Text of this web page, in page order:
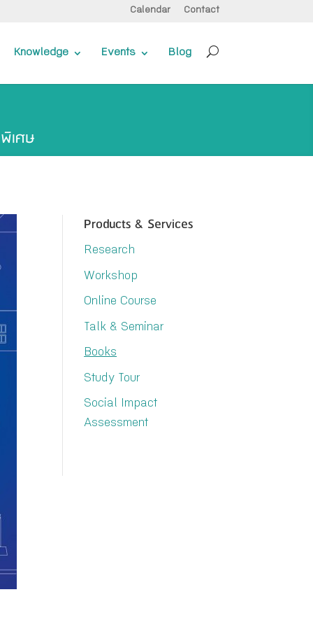
Calendar Contact
Knowledge Events Blog
เศษ
Products & Services
Research
Workshop
Online Course
Talk & Seminar
Books
Study Tour
Social Impact
Assessment